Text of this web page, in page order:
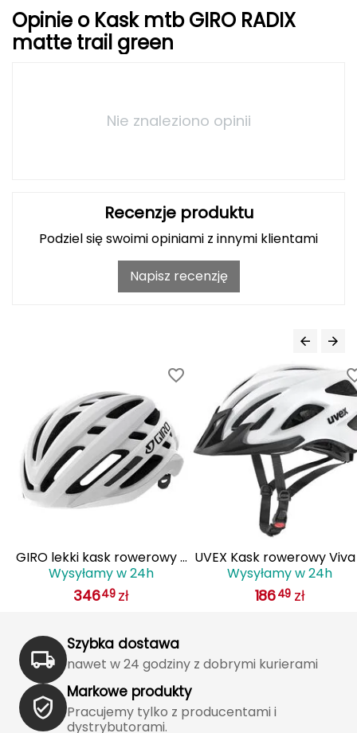
Haago
IGLOO
Jetboil
Julbo
K2
Kari Traa
Karpos
Opinie o Kask mtb GIRO RADIX
matte trail green
Nie znaleziono opinii
Recenzje produktu
Podziel się swoimi opiniami z innymi klientami
Napisz recenzję
GIRO lekki kask rowerowy z
systemem wentylacji AGILIS
biały
Wysyłamy w 24h
34649 zł
UVEX Kask rowerowy
biały
Wysyłamy w 24h
18649 zł
Szybka dostawa
nawet w 24 godziny z dobrymi kurierami
Markowe produkty
Pracujemy tylko z producentami i
dystrybutorami.